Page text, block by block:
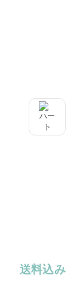
送料込み